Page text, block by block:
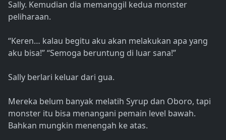
Sally. Kemudian dia memanggil kedua monster
peliharaan.
“Keren… kalau begitu aku akan melakukan apa yang
aku bisa!” “Semoga beruntung di luar sana!”
Sally berlari keluar dari gua.
Mereka belum banyak melatih Syrup dan Oboro, tapi
monster itu bisa menangani pemain level bawah.
Bahkan mungkin menengah ke atas.